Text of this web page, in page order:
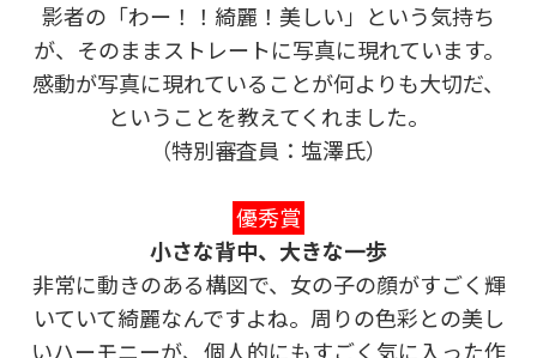
影者の「わー！！綺麗！美しい」という気持ち
が、そのままストレートに写真に現れています。
感動が写真に現れていることが何よりも大切だ、
ということを教えてくれました。
（特別審査員：塩澤氏）
優秀賞
小さな背中、大きな一歩
非常に動きのある構図で、女の子の顔がすごく輝
いていて綺麗なんですよね。周りの色彩との美し
いハーモニーが、個人的にもすごく気に入った作